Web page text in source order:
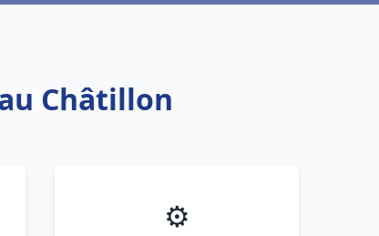
Châtillon
⚙️